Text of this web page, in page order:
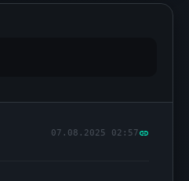
07.08.2025 02:57